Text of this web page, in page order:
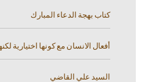
كتاب بهجة الدعاء المبارك
أفعال الانسان مع كونها اختيارية
السيد علي القاضي